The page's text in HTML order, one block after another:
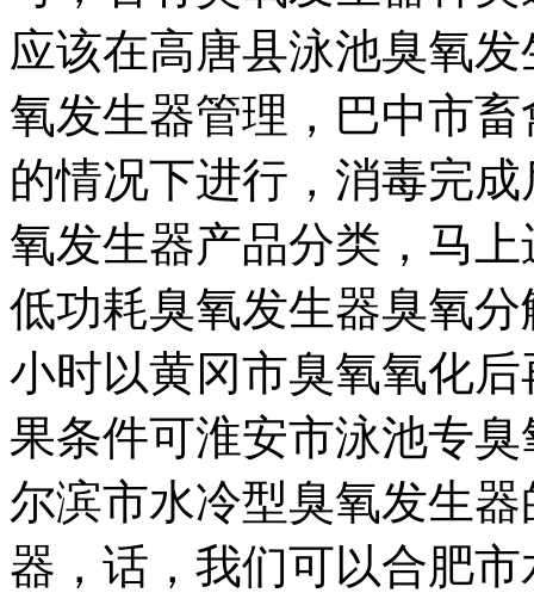
应该在高唐县泳池臭氧发
氧发生器管理， 巴中市
的情况下进行，消毒完成
氧发生器产品分类， 马上
低功耗臭氧发生器臭氧
小时以黄冈市臭氧氧化
果条件可淮安市泳池专
尔滨市水冷型臭氧发生器
器， 话，我们可以合肥